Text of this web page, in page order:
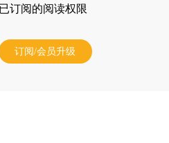
订阅的阅读权限
订阅/会员升级